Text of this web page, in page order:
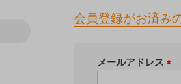
会員登録がお済み
メールアドレス